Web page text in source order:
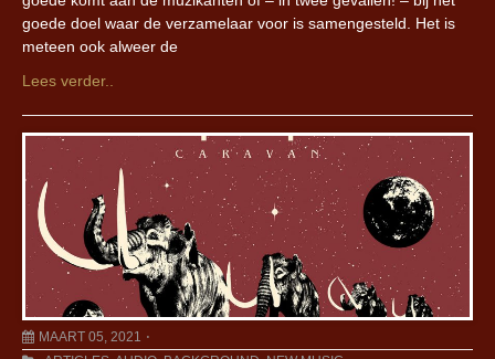
goede doel waar de verzamelaar voor is samengesteld. Het is
meteen ook alweer de
Lees verder..
MAART 05, 2021